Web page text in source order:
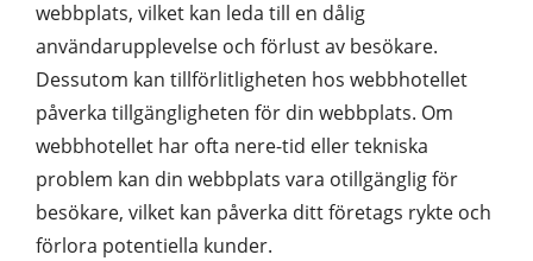
webbplats, vilket kan leda till en dålig
användarupplevelse och förlust av besökare.
Dessutom kan tillförlitligheten hos webbhotellet
påverka tillgängligheten för din webbplats. Om
webbhotellet har ofta nere-tid eller tekniska
problem kan din webbplats vara otillgänglig för
besökare, vilket kan påverka ditt företags rykte och
förlora potentiella kunder.